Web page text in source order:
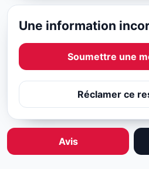
Une information
Soumettre une
Réclamer ce
Avis